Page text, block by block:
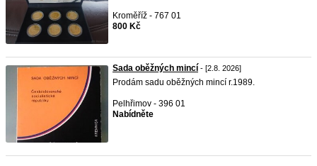
Kroměříž - 767 01
800 Kč
Sada oběžných mincí - [2.8. 2026]
Prodám sadu oběžných mincí r.1989.
Pelhřimov - 396 01
Nabídněte